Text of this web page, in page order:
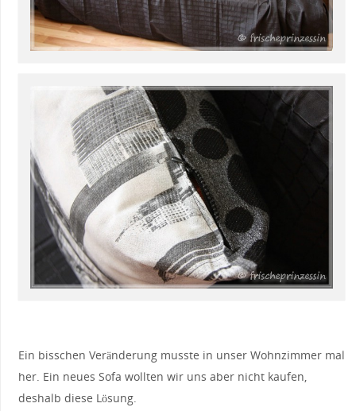
Ein bisschen Veränderung musste in unser Wohnzimmer mal
her. Ein neues Sofa wollten wir uns aber nicht kaufen,
deshalb diese Lösung.